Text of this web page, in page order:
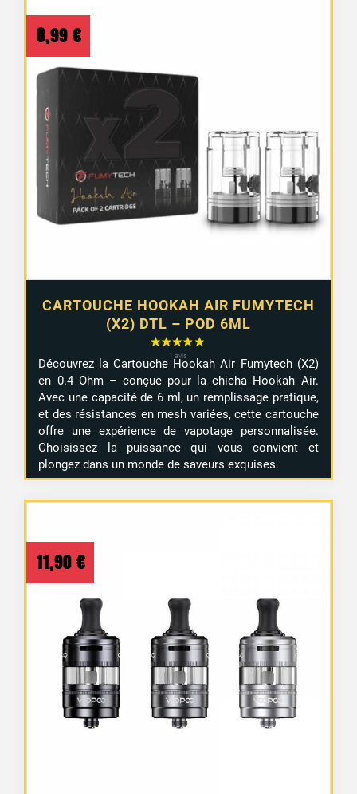
CARTOUCHE HOOKAH AIR FUMYTECH
(X2) DTL – POD 6ML
8,99 €
Découvrez la Cartouche Hookah Air Fumytech (X2)
en 0.4 Ohm – conçue pour la chicha Hookah Air.
Avec une capacité de 6 ml, un remplissage pratique,
et des résistances en mesh variées, cette cartouche
offre une expérience de vapotage personnalisée.
Choisissez la puissance qui vous convient et
plongez dans un monde de saveurs exquises.
11,90 €